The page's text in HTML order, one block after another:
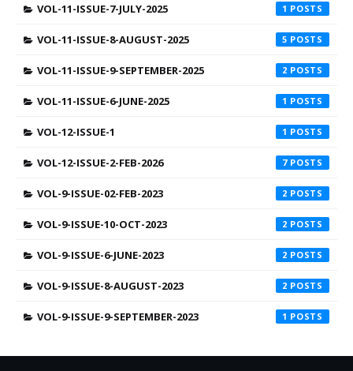
VOL-11-ISSUE-7-JULY-2025 1
VOL-11-ISSUE-8-AUGUST-2025 5
VOL-11-ISSUE-9-SEPTEMBER-2025 2
VOL-11-ISSUE-6-JUNE-2025 1
VOL-12-ISSUE-1 1
VOL-12-ISSUE-2-FEB-2026 7
VOL-9-ISSUE-02-FEB-2023 2
VOL-9-ISSUE-10-OCT-2023 2
VOL-9-ISSUE-6-JUNE-2023 2
VOL-9-ISSUE-8-AUGUST-2023 2
VOL-9-ISSUE-9-SEPTEMBER-2023 1